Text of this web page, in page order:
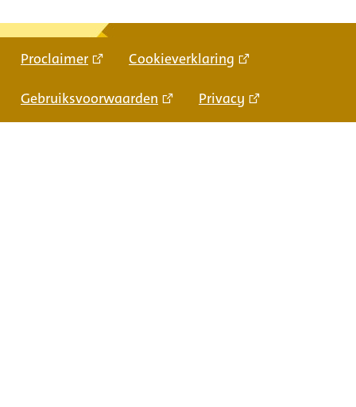
Proclaimer Cookieverklaring
Gebruiksvoorwaarden Privacy